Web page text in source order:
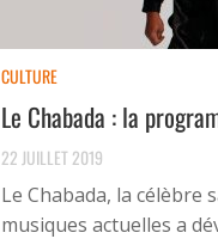
CULTURE
Le Chabada : la
22 JUILLET 2019
Le Chabada, la célèbre
musiques actuelles a